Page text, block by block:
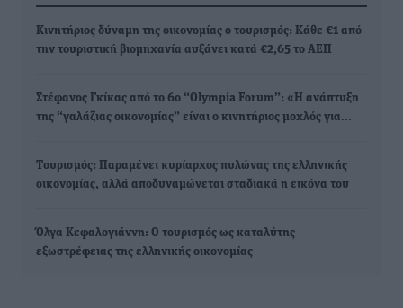
Κινητήριος δύναμη της οικονομίας ο τουρισμός: Κάθε €1 από
την τουριστική βιομηχανία αυξάνει κατά €2,65 το ΑΕΠ
Στέφανος Γκίκας από το 6ο “Olympia Forum”: «Η ανάπτυξη
της “γαλάζιας οικονομίας” είναι ο κινητήριος μοχλός για…
Tουρισμός: Παραμένει κυρίαρχος πυλώνας της ελληνικής
οικονομίας, αλλά αποδυναμώνεται σταδιακά η εικόνα του
Όλγα Κεφαλογιάννη: Ο τουρισμός ως καταλύτης
εξωστρέφειας της ελληνικής οικονομίας